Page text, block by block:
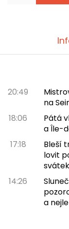
20:49
na
18:06
Pátá
a Île-
17:18
Bleší
lovit
14:26
a